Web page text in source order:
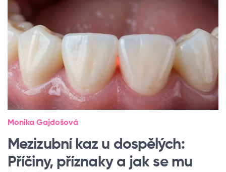
Monika Gajdošová
Mezizubní kaz u dospělých:
Příčiny, příznaky a jak se mu